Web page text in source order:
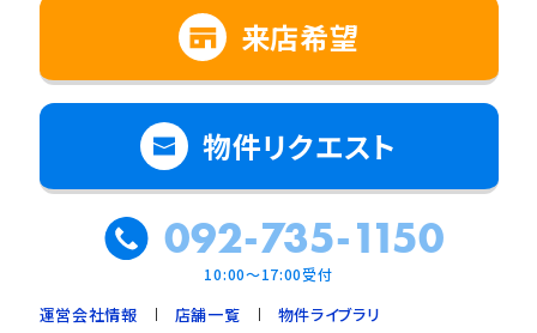
来店希望
物件リクエスト
092-735-1150
10:00～17:00受付
運営会社情報 店舗一覧
物件ライブラリ